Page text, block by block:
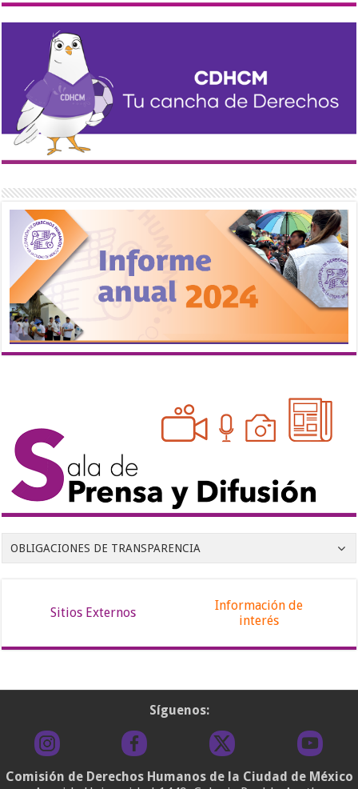
OBLIGACIONES DE TRANSPARENCIA
Sitios Externos
Información de
interés
Síguenos:
Comisión de Derechos Humanos de la Ciudad de México